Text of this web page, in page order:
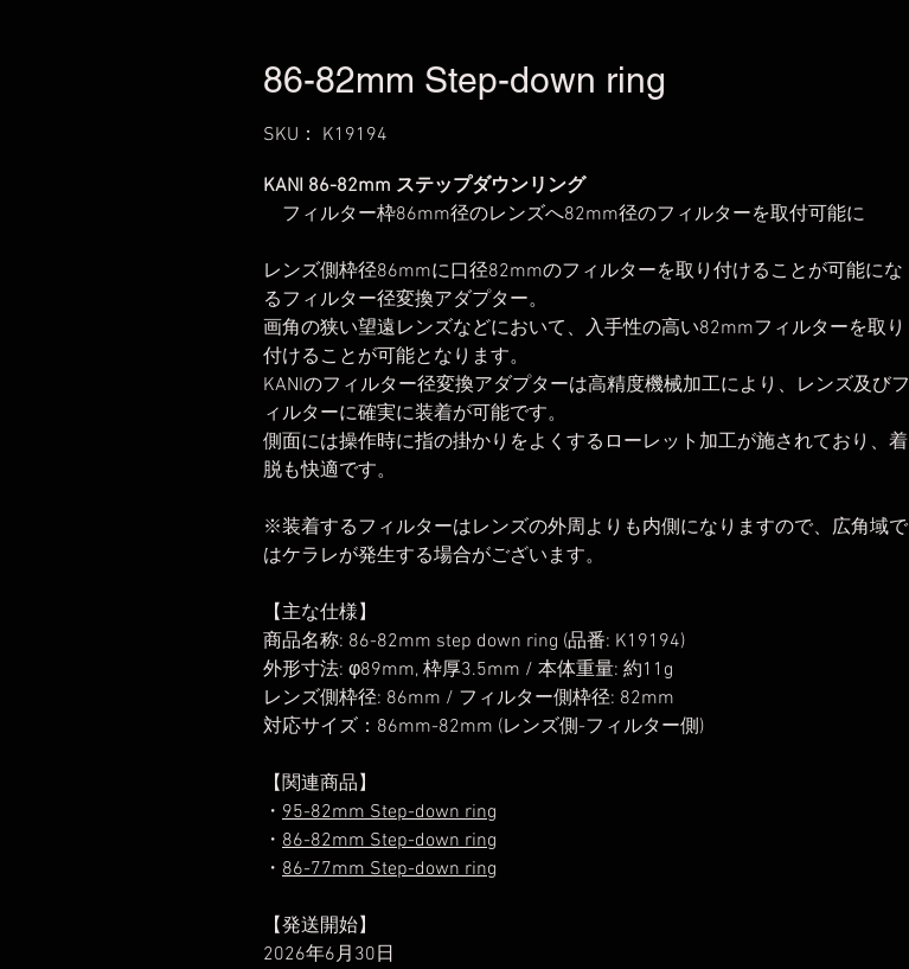
86-82mm Step-down ring
SKU： K19194
KANI 86-82mm ステップダウンリング
フィルター枠86mm径のレンズへ82mm径のフィルターを取付可能に
レンズ側枠径86mmに口径82mmのフィルターを取り付けることが可能にな
るフィルター径変換アダプター。
画角の狭い望遠レンズなどにおいて、入手性の高い82mmフィルターを取り
付けることが可能となります。
KANIのフィルター径変換アダプターは高精度機械加工により、レンズ及びフ
ィルターに確実に装着が可能です。
側面には操作時に指の掛かりをよくするローレット加工が施されており、着
脱も快適です。
※装着するフィルターはレンズの外周よりも内側になりますので、広角域で
はケラレが発生する場合がございます。
【主な仕様】
商品名称: 86-82mm step down ring (品番: K19194)
外形寸法: φ89mm, 枠厚3.5mm / 本体重量: 約11g
レンズ側枠径: 86mm / フィルター側枠径: 82mm
対応サイズ：86mm-82mm (レンズ側-フィルター側)
【関連商品】
・ 95-82mm Step-down ring
・ 86-82mm Step-down ring
・ 86-77mm Step-down ring
【発送開始】
2026年6月30日